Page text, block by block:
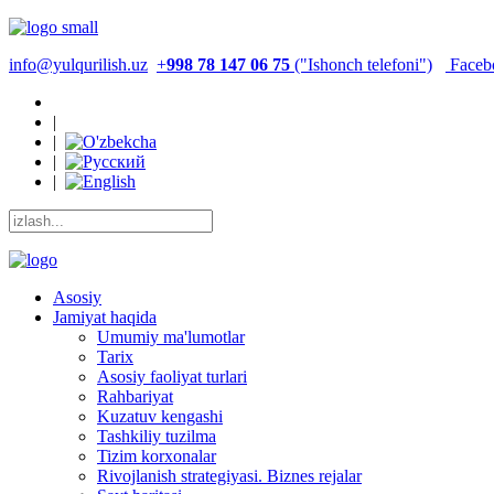
info@yulqurilish.uz +998 78 147 06 75 ("Ishonch telefoni")
|
|
|
|
Asosiy
Jamiyat haqida
Umumiy ma'lumotlar
Tarix
Asosiy faoliyat turlari
Rahbariyat
Kuzatuv kengashi
Tashkiliy tuzilma
Tizim korxonalar
Rivojlanish strategiyasi. Biznes rejalar